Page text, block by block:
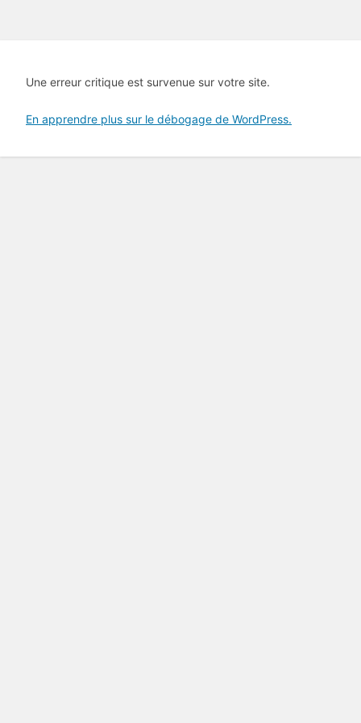
Une erreur critique est survenue sur votre site.
En apprendre plus sur le débogage de WordPress.